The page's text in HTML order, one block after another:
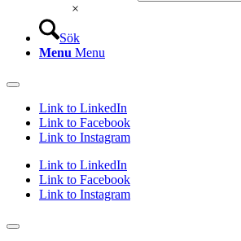
×
Sök
Menu Menu
Link to LinkedIn
Link to Facebook
Link to Instagram
Link to LinkedIn
Link to Facebook
Link to Instagram